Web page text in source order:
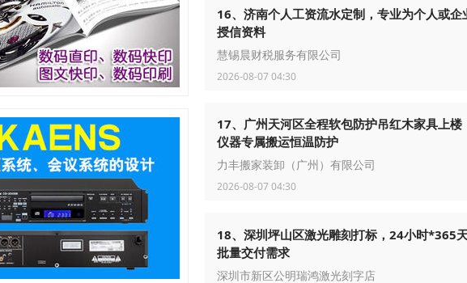
16、济南个人工资流水定制，专业为个人或企
授信资料
慧锡晨财税服务有限公司
2026-08-07 04:30
17、广州天河区全程软包防护吊红木家具上楼
仪器专属搬运恒温防护
力丰搬家装卸（广州）有限公司
2026-08-07 04:30
18、深圳坪山区激光雕刻打标，24小时*365
批量交付需求
深圳市新区公明瑞鸿激光刻字店